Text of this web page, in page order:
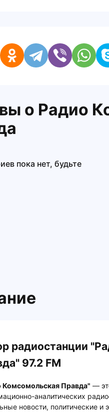
о Радио
пока нет, будьте
радиостанции
97.2 FM
Комсомольская Правда" —
аналитических
новости, политические